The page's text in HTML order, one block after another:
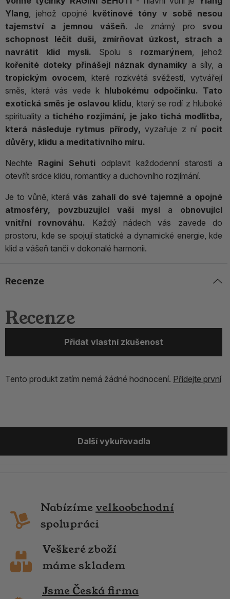
Ylang , jehož opojné květinové tóny v sobě nesou
tajemství a jemnou vášeň. Je známý pro svou
schopnost léčit duši, zmírňovat úzkost, strach a
navrátit klid mysli. Spolu s rozmarýnem , jehož
kořenité doteky přinášejí náznak dynamiky a síly, a
tropickým ovocem, které rozkvétá svěžestí, vytvářejí
směs, která vás vede k hlubokému odpočinku. Tato
exotická směs je oslavou klidu , který se rodí z hluboké
spirituality a tichého rozjímání, je jako tichá modlitba,
která následuje rytmus přírody, vyzařuje z ní pocit
důvěry, klidu a meditativního míru.
Nechte Ragini Sehuti odplavit každodenní starosti a
otevřít srdce klidu, romantiky a duchovního rozjímání.
Je to vůně, kterávás zahalí do své tajemné a opojné
atmosféry, povzbuzující vaši mysla obnovující
vnitřní rovnováhu. Každý nádech vás zavede do
prostoru, kde se spojují statické a dynamické energie, kde
klid a vášeň tančí v dokonalé harmonii.
Recenze
Recenze
Přidat vlastní zkušenost
Tento produkt zatím nemá žádné hodnocení. Přidejte první
Další vykuřovadla
Nabízíme velkoobchodní
spolupráci
Veškeré zboží
máme skladem
Jsme Česká firma